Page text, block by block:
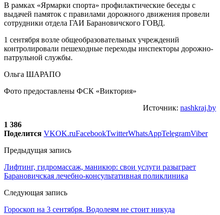
В рамках «Ярмарки спорта» профилактические беседы с
выдачей памяток с правилами дорожного движения провели
сотрудники отдела ГАИ Барановичского ГОВД.
1 сентября возле общеобразовательных учреждений
контролировали пешеходные переходы инспекторы дорожно-
патрульной службы.
Ольга ШАРАПО
Фото предоставлены ФСК «Виктория»
Источник: nashkraj.by
1 386
Поделится VKOK.ruFacebookTwitterWhatsAppTelegramViber
Предыдущая запись
Лифтинг, гидромассаж, маникюр: свои услуги разыграет
Барановичская лечебно-консультативная поликлиника
Следующая запись
Гороскоп на 3 сентября. Водолеям не стоит никуда